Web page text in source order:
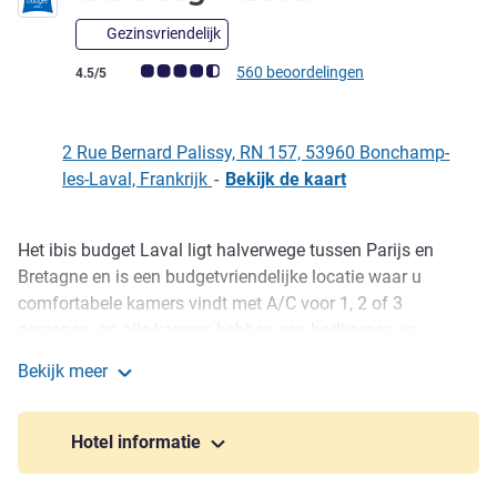
Gezinsvriendelijk
Avis-klantbeoordeling (ALL beoordeling)
4.5/5 560 beoordelingen
2 Rue Bernard Palissy, RN 157, 53960 Bonchamp-
les-Laval, Frankrijk - Bekijk de kaart
Omschrijving
Het ibis budget Laval ligt halverwege tussen Parijs en
Bretagne en is een budgetvriendelijke locatie waar u
comfortabele kamers vindt met A/C voor 1, 2 of 3
de voordelen van een fantastische prijs, gastronomisch
ontbijt in de ontbijtruimte, op uw kamer of op ons nieuwe
terras. Er is ook een dinerservice beschikbaar. Gratis
Bekijk meer
Hotel informatie